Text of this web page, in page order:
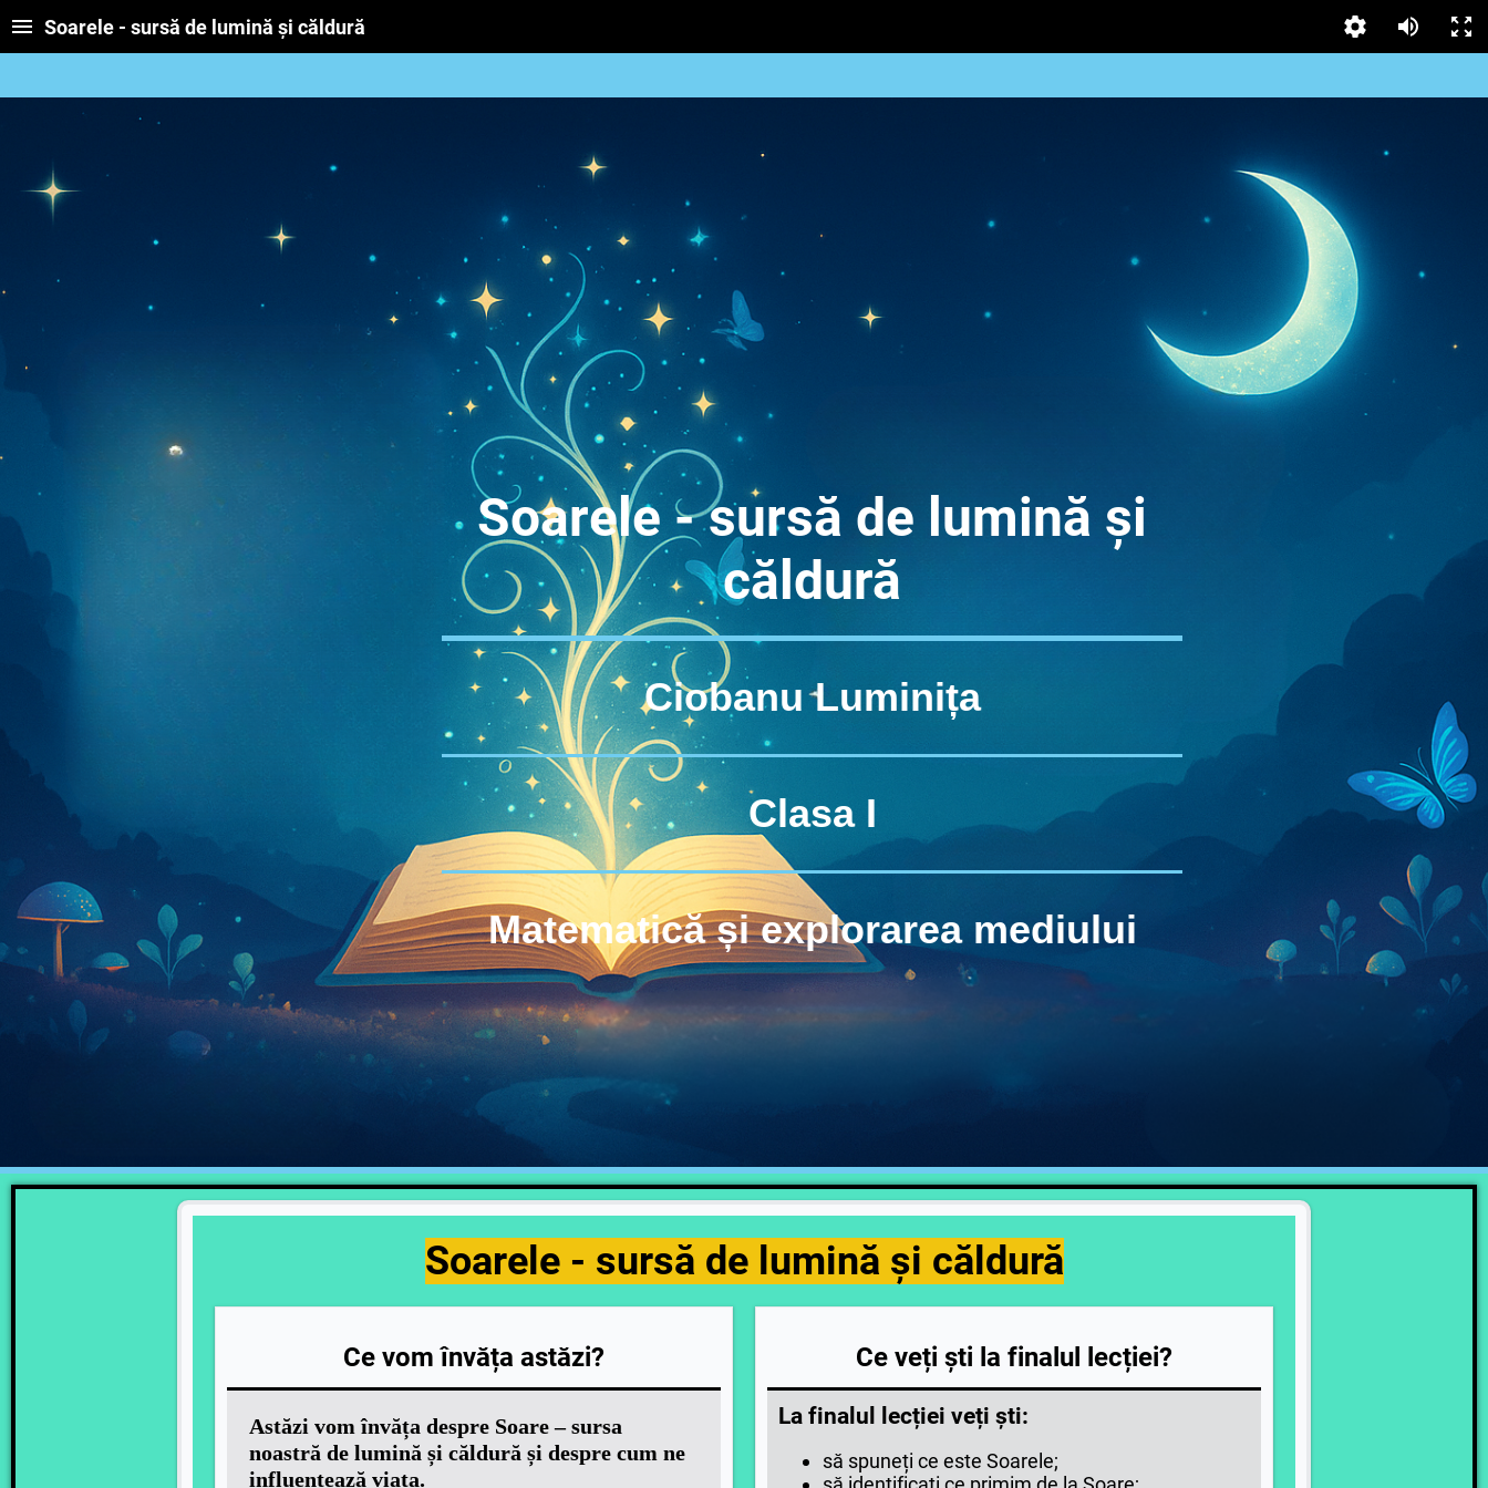
Soarele - sursă de lumină și căldură
Soarele - sursă de lumină și
căldură
Ciobanu Luminița
Clasa I
Matematică și explorarea mediului
Soarele - sursă de lumină și căldură
Ce vom învăța astăzi?
Astăzi vom învăța despre Soare – sursa
noastră de lumină și căldură și despre cum ne
influențează viața.
Ce veți ști la finalul lecției?
La finalul lecției veți ști:
să spuneți ce este Soarele;